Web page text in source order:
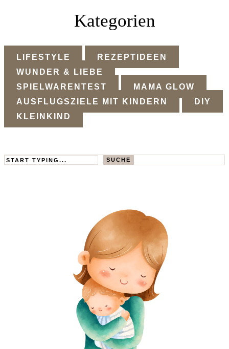
Kategorien
LIFESTYLE
REZEPTIDEEN
WUNDER & LIEBE
SPIELWARENTEST
MAMA GLOW
AUSFLUGSZIELE MIT KINDERN
DIY
KLEINKIND
Search SUCHE